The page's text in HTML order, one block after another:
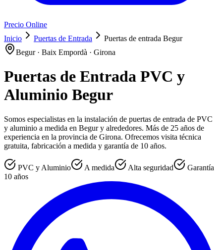
Precio Online
Inicio
Puertas de Entrada
Puertas de entrada Begur
Begur · Baix Empordà · Girona
Puertas de Entrada PVC y
Aluminio Begur
Somos especialistas en la instalación de puertas de entrada de PVC
y aluminio a medida en Begur y alrededores. Más de 25 años de
experiencia en la provincia de Girona. Ofrecemos visita técnica
gratuita, fabricación a medida y garantía de 10 años.
PVC y Aluminio A medida Alta seguridad
Garantía
10 años